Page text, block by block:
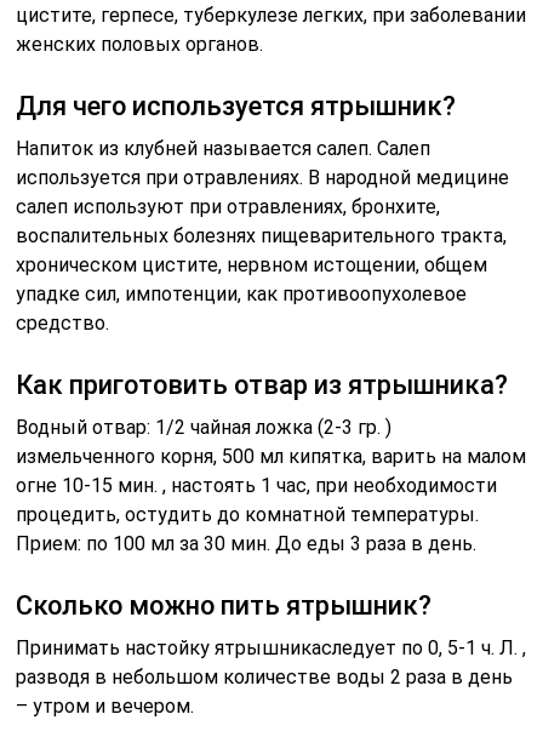
цистите, герпесе, туберкулезе легких, при заболевании
женских половых органов.
Для чего используется ятрышник?
Напиток из клубней называется салеп. Салеп
используется при отравлениях. В народной медицине
салеп используют при отравлениях, бронхите,
воспалительных болезнях пищеварительного тракта,
хроническом цистите, нервном истощении, общем
упадке сил, импотенции, как противоопухолевое
средство.
Как приготовить отвар из ятрышника?
Водный отвар: 1/2 чайная ложка (2-3 гр. )
измельченного корня, 500 мл кипятка, варить на малом
огне 10-15 мин. , настоять 1 час, при необходимости
процедить, остудить до комнатной температуры.
Прием: по 100 мл за 30 мин. До еды 3 раза в день.
Сколько можно пить ятрышник?
Принимать настойку ятрышникаследует по 0, 5-1 ч. Л. ,
разводя в небольшом количестве воды 2 раза в день
– утром и вечером.